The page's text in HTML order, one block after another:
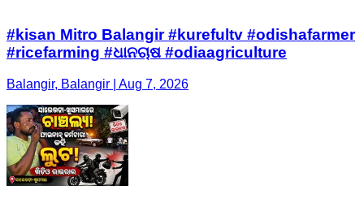
#kisan Mitro Balangir #kurefultv #odishafarmer
#ricefarming #ଧାନଚାଷ #odiaagriculture
Balangir, Balangir | Aug 7, 2026